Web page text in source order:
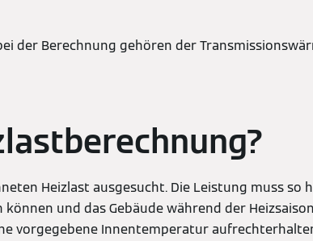
der Berechnung gehören der
Heizlast ausgesucht. Die Leistung muss so
und das Gebäude während der Heizsaison
vorgegebene Innentemperatur